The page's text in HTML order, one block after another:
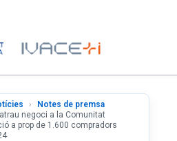
Notes de premsa
negoci a la Comunitat
a prop de 1.600 compradors